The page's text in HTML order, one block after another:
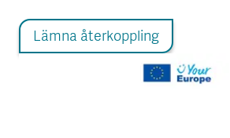
Lämna återkoppling